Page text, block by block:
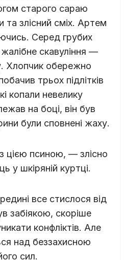
старого сараю
та злісний сміх. Артем
Серед грубих
жалібне скавуління —
Хлопчик обережно
трьох підлітків
копали невелику
на боці, він був
були сповнені жаху.
цією псиною, — злісно
у шкіряній куртці.
все стислося від
забіякою, скоріше
конфліктів. Але
над беззахисною
сил.